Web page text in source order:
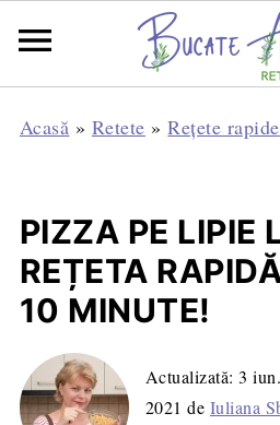
Acasă » Retete »Rețete rapide
PIZZA PE LIPIE
REȚETA
10 MINUTE!
Actualizată:3
2021 de Iuliana